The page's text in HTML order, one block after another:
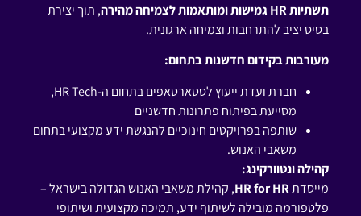
תשתיות HR גמישות ומותאמות לצמיחה מהירה
, תוך יצירת
בסיס יציב להתרחבות וצמיחה ארגונית.
מעורבות בקידום חדשנות בתחום:
חברת ועדת ייעוץ לסטארטאפים בתחום ה-HR Tech,
מסייעת בפיתוח פתרונות חדשניים
שותפה בפרויקטים חינוכיים להנגשת ידע מקצועי בתחום
משאבי האנוש.
קהילה ונטוורקינג:
מייסדתHR for HR, קהילת משאבי האנוש הגדולה בישראל –
פלטפורמה מובילה לשיתוף ידע, תמיכה מקצועית ושיתופי